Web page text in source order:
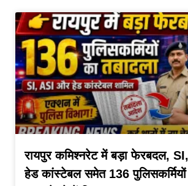
रायपुर कमिश्नरेट में बड़ा फेरबदल,
हेड कांस्टेबल समेत 136